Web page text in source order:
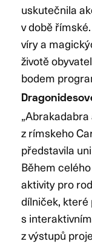
uskutečnila
v době
víry a
životě
bodem
z rímskeho
představila
Během
aktivity pro
dílniček,
s
z výstupů